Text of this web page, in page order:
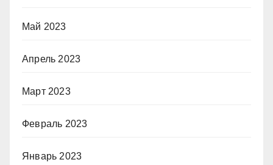
Май 2023
Апрель 2023
Март 2023
Февраль 2023
Январь 2023